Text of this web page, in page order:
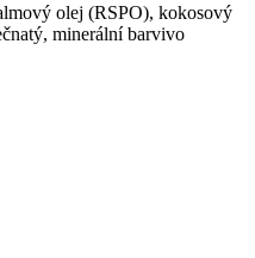
olej (RSPO), kokosový
minerální barvivo